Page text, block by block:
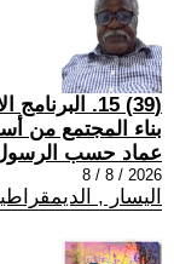
بناء المجتمع من
عماد حسب
2026 / 8 / 8
اليسار ,